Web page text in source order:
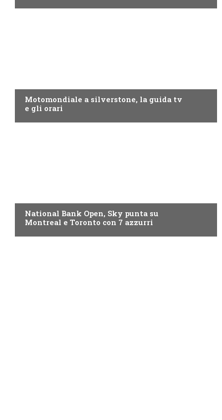
Motomondiale a silverstone, la guida tv
e gli orari
National Bank Open, Sky punta su
Montreal e Toronto con 7 azzurri